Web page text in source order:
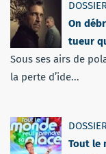
On
tueur
Sous ses airs de
la perte d’ide...
Tout le